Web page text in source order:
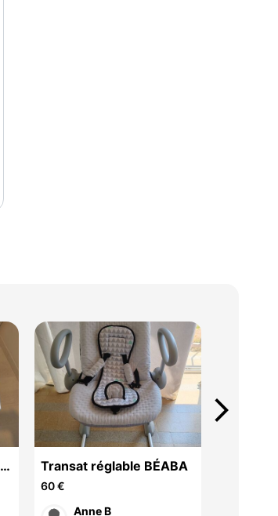
Transat réglable BÉABA
60 €
Anne B
arrow_forward_ios